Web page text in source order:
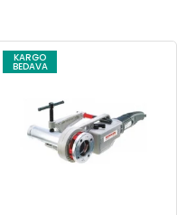
KARGO
BEDAVA